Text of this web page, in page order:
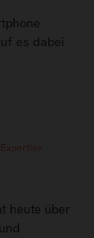
es dabei
Expertise
heute über